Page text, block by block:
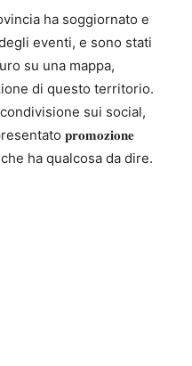
ha soggiornato e
eventi, e sono stati
su una mappa,
di questo territorio.
sui social,
𝐩𝐫𝐨𝐦𝐨𝐳𝐢𝐨𝐧𝐞
che ha qualcosa da dire.